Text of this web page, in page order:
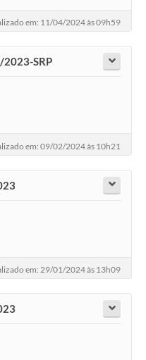
em: 11/04/2024 às 09h59
2023-SRP
em: 09/02/2024 às 10h21
em: 29/01/2024 às 13h09